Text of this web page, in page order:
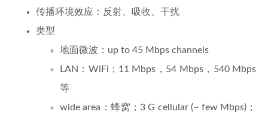
传播环境效应：反射、吸收、干扰
类型
地面微波：up to 45 Mbps channels
LAN：WiFi；11 Mbps，54 Mbps，540 Mbps
等
wide area：蜂窝；3 G cellular (~ few Mbps)；